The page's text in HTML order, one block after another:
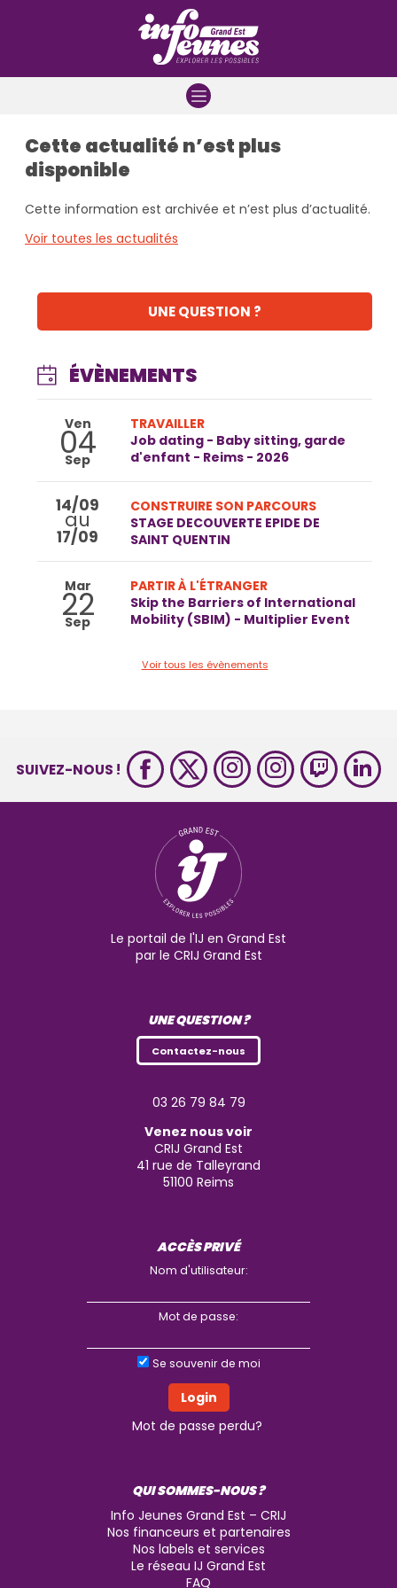
Cette actualité n’est plus
disponible
Cette information est archivée et n’est plus d’actualité.
Voir toutes les actualités
UNE QUESTION ?
ÉVÈNEMENTS
Ven
04
Sep
TRAVAILLER
Job dating - Baby sitting, garde
d'enfant - Reims - 2026
14/09
au
17/09
CONSTRUIRE SON PARCOURS
STAGE DECOUVERTE EPIDE DE
SAINT QUENTIN
Mar
22
Sep
PARTIR À L'ÉTRANGER
Skip the Barriers of International
Mobility (SBIM) - Multiplier Event
Voir tous les évènements
SUIVEZ-NOUS !
Le portail de l'IJ en Grand Est
par le CRIJ Grand Est
UNE QUESTION ?
Contactez-nous
03 26 79 84 79
Venez nous voir
CRIJ Grand Est
41 rue de Talleyrand
51100 Reims
ACCÈS PRIVÉ
Nom d'utilisateur:
Mot de passe:
Se souvenir de moi
Mot de passe perdu?
QUI SOMMES-NOUS ?
Info Jeunes Grand Est – CRIJ
Nos financeurs et partenaires
Nos labels et services
Le réseau IJ Grand Est
FAQ